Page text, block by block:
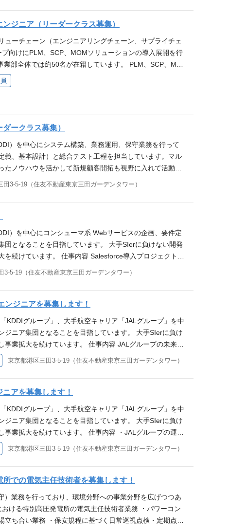
ジョン推進の観点から、女性管理職比率の向上にも取り
揮することで事業に貢献いただきます。制度設立以降、性
取得に伴い、スペシャリストコース内でのランクアップ
り、ご自身のキャリアビジョンに応じて、マネジメントコ
キル ERP導入コンサルタントとして、ERP製品の導入経験
、mcframe、AMMIC、OBIC7、FutureStage、T-PiC
入経験 ・以下システムの導入リーダ経験者、または以下
アメーバ経営という経営管理の仕組みを強みに、主にグ
れの中で、ERPパッケージへのニーズがますます高まる
ます。 中途入社者も多数在籍し、新卒・中途や年齢、性
ります。 参考URL ▼東京オフィス紹介記事／バチャナビ
・新卒採用向け／コンセプト動画 https://www.youtube.c
youtu.be/iqKPwSVD6Uo?si=2u-UzlcKzu-W0tMT ▼KC
しております。 導入事例 京セラグループへの導入事例 ・
4事業部への導入（プロジェクト規模：約1,2億円） ・
＊下記いずれかのご経験をお持ちの方 ・PLM／SCP／M
経験（生産管理、品質管理、BOM管理、原価管理など）
ント経験 （プロジェクト：1,000万以上／組織：10名以
（ローコード開発ツール）の経験者 ＜SCP＞ ・Kinax
社 Opcenterの製品知識 求める人物像 ・明るく前向き
で仕事ができる方 ・チームでのコミュニケーションを大切
を極めて、コンサルタント・シニアコンサルタントとス
験した上で、プロジェクトマネージャ/部門マネージャと
ョン事業部は2024年10月より新設された組織であり、 会
事業の立上げ・拡大をともに進めていただきたいと考え
先導し、顧客と共に新たな価値創造できる集団を目指し
稼働しています。 自己成長と社会への貢献をしたい方か
ジニア（リーダークラス募集）
ーチェーン（エンジニアリングチェーン、サプライチェ
向けにPLM、SCP、MOMソリューションの導入展開を行
部全体では約50名が在籍しています。 PLM、SCP、MO
①PLMソリューション「Siemens Teamcenter」 ②SCP
Opcenter」 上記①～③いずれかのコンサルタント/エ
能開発、運用支援などをご担当いただきます。 ご経験・ス
クト規模：約1,2億円） ・MOM 1事業部への導入（プロ
持ちの方 ・PLM／SCP／MOM製品の導入経験（製品は問
管理、原価管理など） ＊マネジメント経験 ・リーダ
の製品知識 ・Mendix（ローコード開発ツール）の
知識 ＜MOM＞ ・Siemens社 Opcenterの製品知識 求める
極的に周りを巻き込んで仕事ができる方 ・チームでのコ
ューション導入/業務知識を極めて、コンサルタント・シ
導入コンサルタントを経験した上で、プロジェクトマネー
ざいます。 ご自身の希望によりキャリアアップ・コース
ァクトリーソリューション事業部は2024年10月より新設
いく事業となります。 事業の立上げ・拡大をともに進め
ず日本の製造業の変革を先導し、顧客と共に新たな価値創
▼東京オフィス紹介記事／バチャナビ https://app.vachan
：https://www.instagram.com/kccs_recruit/ Note：http
ークラス募集）
）を中心にシステム構築、業務運用、保守業務を行って
、基本設計）と総合テスト工程を担当しています。マル
ノウハウを活かして新規顧客開拓も視野に入れて活動し
り、BSS、OSS領域にも力を入れています。 仕事内容 K
て、以下いずれかの業務を担当いただきます。また、Ser
クトに参画いただきたいと考えています。 ※システム構
合テスト工程 ①基地局建設業務支援 ②次世代基地局シス
数人の開発メンバーのコントロールを行っていただくリ
る上流工程の経験が必須です。 ②次世代基地局システム構
定義、設計工程を進めていただきます。開発はSalesforc
社内システムだけでなく、既存システム全体のリプレイ
す。どちらもアメーバ経営の特徴から経営者感覚を養うこ
参画と同時に、組織運営をお任せします。マネジメント能
インクルージョン推進の観点から、女性管理職比率の向
キルを発揮することで事業に貢献いただきます。制度設
実績や資格取得に伴い、スペシャリストコース内でのラ
なっており、ご自身のキャリアビジョンに応じて、マネ
。 今回の募集ではプロジェクトリーダーとして経験を積
ーとして実績を残していけば、その上の役職への昇進が可
）スキル 歓迎するスキル ・プロジェクトマネジメント経
ム提案経験 ■即戦力となるスキル ・ServiceNow開発経
発経験 ・統計データ分析経験 求める人物像 ・お客様サー
ができる方 ・チームでコミュケーションを取りながら業務
が可能です。積極的に活動したことは仮に失敗しても評
迎いたします。 部内では、有志を募って各メンバーの仕
ちで環境を良くしていこうという風土があります。AIを
取り入れていこうとしています。新しいことに積極的に
良い手法確率を目指しています。 部門に所属しているメ
田3-5-19（住友不動産東京三田ガーデンタワー）
）を中心にコンシューマ系 Webサービスの企画、要件定
となることを目指しています。 大手SIerに負けない開発
続けています。 仕事内容 Salesforce導入プロジェクトの
。 ・Salesforceを活用したソリューションの提案、交
ーションを活用した業務コンサルティングを実施 ・プロ
・Salesforceプラットフォーム上でのローコード・ノーコ
、数十名規模のプロジェクトに参画いただきます。サブリ
合せ対応（資料作成、ファシリテートなど） ■Salesforce
はサブリーダとしてチームメンバーを率い、中・大規模
プライムベンダーとして、提案から開発、その後の運用保
にもチャレンジできるポジションです。最新の技術を駆
経営者感覚を養うことができます。 ◆マネジメントコー
ます。マネジメント能力向上を図る管理職研修などもござ
女性管理職比率の向上にも取り組んでいます。 ◆スペシ
ただきます。制度設立以降、性別や年次を問わず160名
ストコース内でのランクアップも可能です。 年齢に関係
ョンに応じて、マネジメントコースとスペシャリストコ
持つ方 ・Salesforceを利用したシステム設計・構築・運用
システム導入経験 ・基本設計書、詳細設計書などの作
動ができる方 ・お客様との要件ヒヤリング・課題整理が
る方 ・運用後の改善／改良を積極的に立案／推進できる
構築から運用まで数多く実施しています。業界特化型のSa
3-5-19（住友不動産東京三田ガーデンタワー）
ンジニアを募集します！
KDDIグループ」、大手航空キャリア「JALグループ」を中
ニア集団となることを目指しています。 大手SIerに負け
業拡大を続けています。 仕事内容 JALグループの未来を
/サブリーダー）」として采配を振るっていただきます。
ホルダーとの合意形成や、組織を横断したチームビルデ
面から牽引する重要な役割です。 ・プロジェクトマネジ
ルダー/マネジメント： 関係部署との折衝・調整、および
システムのAWS移行案件のプロジェクトリーダーを担
の策定を主導し、ミッションクリティカルな環境下で
・航空券管理システム JALの収益の根幹を担う、膨大なト
ジェクト例 厳格なセキュリティ要件とデータ整合性を担
では自律と選択の観点から『マネジメントコース』、
す。どちらもアメーバ経営の特徴から経営者感覚を養うこ
参画と同時に、組織運営をお任せします。マネジメント能
インクルージョン推進の観点から、女性管理職比率の向
東京都港区三田3-5-19（住友不動産東京三田ガーデンタワー）
アを募集します！
KDDIグループ」、大手航空キャリア「JALグループ」を中
ニア集団となることを目指しています。 大手SIerに負け
業拡大を続けています。 仕事内容 ・JALグループの運航
①クラウドサービス（AWS）を利用したインフラ保守
内容（詳細） インフラ保守/インフラ設計、構築の各種
的基盤を支えていただきます。 ①インフラ保守 運航管理、
ッションクリティカルな十数システムのインフラ保守を
を対象とした「運用の簡略化・高度化」を推進していま
下のような業務を担当していただきます。 ■関係部署との
期作業（OSのパッチ適用やネットワークの設定など） ■A
東京都港区三田3-5-19（住友不動産東京三田ガーデンタワー）
での電気主任技術者を募集します！
業務を行っており、環境分野への事業分野を広げつつあ
ける特別高圧発電所の電気主任技術者業務 ・パワーコン
ち合い業務 ・保安規程に基づく日常巡視点検・定期点